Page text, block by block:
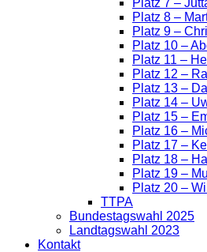
Platz 7 –
Platz 8 –
Platz 9 –
Platz 10 –
Platz 11 –
Platz 12 –
Platz 13 –
Platz 14 –
Platz 15 –
Platz 16 –
Platz 17 –
Platz 18 –
Platz 19 –
Platz 20 –
TTPA
Bundestagswahl 2025
Landtagswahl 2023
Kontakt